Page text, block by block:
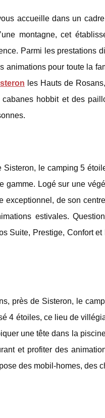
accueille dans un
montagne, cet
Parmi les prestations
animations pour toute la
les Hauts de
hobbit et des
le camping 5
gamme. Logé sur une
exceptionnel, de son
estivales.
Suite, Prestige, Confort
près de Sisteron, le
4 étoiles, ce lieu de
une tête dans la
et profiter des
des mobil-homes, des